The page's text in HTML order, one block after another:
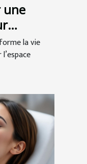
une
la vie